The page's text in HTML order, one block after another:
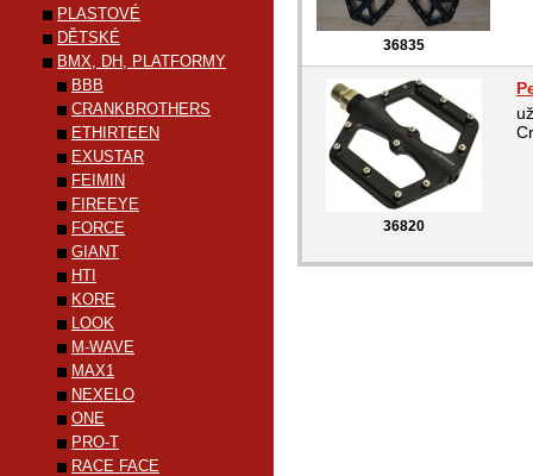
36835
36820
PLASTOVÉ
DĚTSKÉ
BMX, DH, PLATFORMY
BBB
CRANKBROTHERS
ETHIRTEEN
EXUSTAR
FEIMIN
FIREEYE
FORCE
GIANT
HTI
KORE
LOOK
M-WAVE
MAX1
NEXELO
ONE
PRO-T
RACE FACE